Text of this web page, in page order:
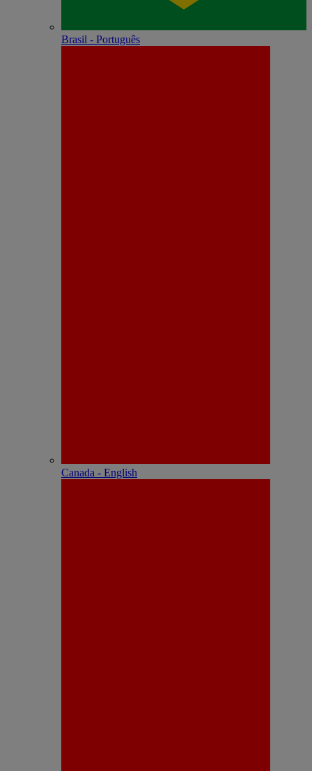
Brasil - Português
Canada - English